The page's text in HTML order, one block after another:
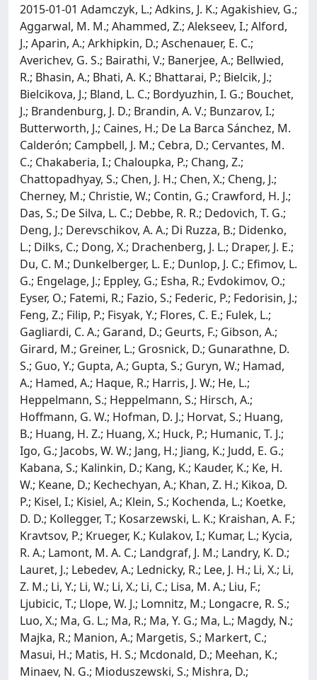
2015-01-01 Adamczyk, L.; Adkins, J. K.; Agakishiev, G.;
Aggarwal, M. M.; Ahammed, Z.; Alekseev, I.; Alford,
J.; Aparin, A.; Arkhipkin, D.; Aschenauer, E. C.;
Averichev, G. S.; Bairathi, V.; Banerjee, A.; Bellwied,
R.; Bhasin, A.; Bhati, A. K.; Bhattarai, P.; Bielcik, J.;
Bielcikova, J.; Bland, L. C.; Bordyuzhin, I. G.; Bouchet,
J.; Brandenburg, J. D.; Brandin, A. V.; Bunzarov, I.;
Butterworth, J.; Caines, H.; De La Barca Sánchez, M.
Calderón; Campbell, J. M.; Cebra, D.; Cervantes, M.
C.; Chakaberia, I.; Chaloupka, P.; Chang, Z.;
Chattopadhyay, S.; Chen, J. H.; Chen, X.; Cheng, J.;
Cherney, M.; Christie, W.; Contin, G.; Crawford, H. J.;
Das, S.; De Silva, L. C.; Debbe, R. R.; Dedovich, T. G.;
Deng, J.; Derevschikov, A. A.; Di Ruzza, B.; Didenko,
L.; Dilks, C.; Dong, X.; Drachenberg, J. L.; Draper, J. E.;
Du, C. M.; Dunkelberger, L. E.; Dunlop, J. C.; Efimov, L.
G.; Engelage, J.; Eppley, G.; Esha, R.; Evdokimov, O.;
Eyser, O.; Fatemi, R.; Fazio, S.; Federic, P.; Fedorisin, J.;
Feng, Z.; Filip, P.; Fisyak, Y.; Flores, C. E.; Fulek, L.;
Gagliardi, C. A.; Garand, D.; Geurts, F.; Gibson, A.;
Girard, M.; Greiner, L.; Grosnick, D.; Gunarathne, D.
S.; Guo, Y.; Gupta, A.; Gupta, S.; Guryn, W.; Hamad,
A.; Hamed, A.; Haque, R.; Harris, J. W.; He, L.;
Heppelmann, S.; Heppelmann, S.; Hirsch, A.;
Hoffmann, G. W.; Hofman, D. J.; Horvat, S.; Huang,
B.; Huang, H. Z.; Huang, X.; Huck, P.; Humanic, T. J.;
Igo, G.; Jacobs, W. W.; Jang, H.; Jiang, K.; Judd, E. G.;
Kabana, S.; Kalinkin, D.; Kang, K.; Kauder, K.; Ke, H.
W.; Keane, D.; Kechechyan, A.; Khan, Z. H.; Kikoa, D.
P.; Kisel, I.; Kisiel, A.; Klein, S.; Kochenda, L.; Koetke,
D. D.; Kollegger, T.; Kosarzewski, L. K.; Kraishan, A. F.;
Kravtsov, P.; Krueger, K.; Kulakov, I.; Kumar, L.; Kycia,
R. A.; Lamont, M. A. C.; Landgraf, J. M.; Landry, K. D.;
Lauret, J.; Lebedev, A.; Lednicky, R.; Lee, J. H.; Li, X.; Li,
Z. M.; Li, Y.; Li, W.; Li, X.; Li, C.; Lisa, M. A.; Liu, F.;
Ljubicic, T.; Llope, W. J.; Lomnitz, M.; Longacre, R. S.;
Luo, X.; Ma, G. L.; Ma, R.; Ma, Y. G.; Ma, L.; Magdy, N.;
Majka, R.; Manion, A.; Margetis, S.; Markert, C.;
Masui, H.; Matis, H. S.; Mcdonald, D.; Meehan, K.;
Minaev, N. G.; Mioduszewski, S.; Mishra, D.;